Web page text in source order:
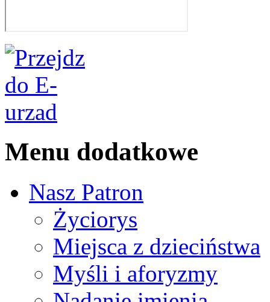
Menu dodatkowe
Nasz Patron
Życiorys
Miejsca z dzieciństwa
Myśli i aforyzmy